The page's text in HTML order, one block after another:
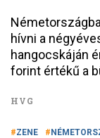
hívni a
hangocskáján
forint értékű a
HVG
ZENE